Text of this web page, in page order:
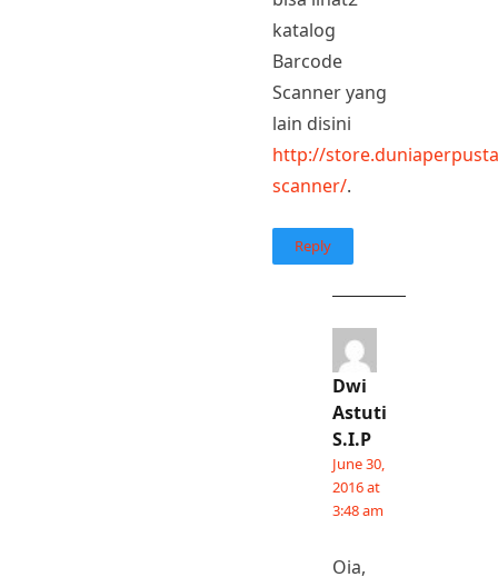
katalog
Barcode
Scanner yang
lain disini
http://
scanner/.
Reply
Dwi
Astuti
S.I.P
June 30,
2016 at
3:48 am
Oia,